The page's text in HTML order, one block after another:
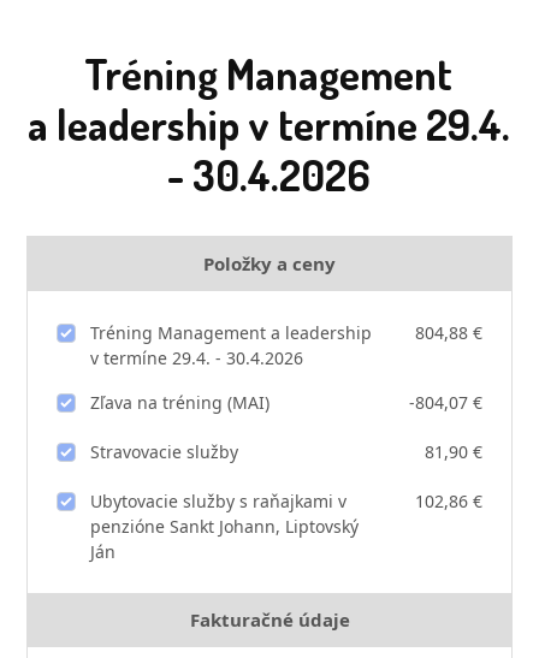
Tréning Management
a leadership v termíne 29.4.
- 30.4.2026
Položky a ceny
Tréning Management a leadership
v termíne 29.4. - 30.4.2026
804,88 €
Zľava na tréning (MAI) -804,07 €
Stravovacie služby 81,90 €
Ubytovacie služby s raňajkami v
penzióne Sankt Johann, Liptovský
Ján
102,86 €
Fakturačné údaje